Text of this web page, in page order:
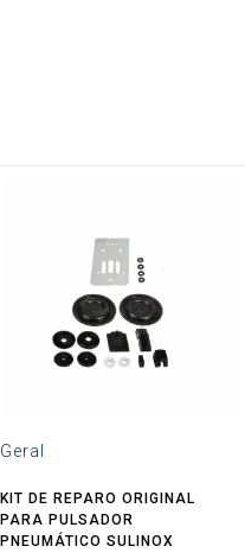
Geral
KIT DE REPARO ORIGINAL
PARA PULSADOR
PNEUMÁTICO SULINOX